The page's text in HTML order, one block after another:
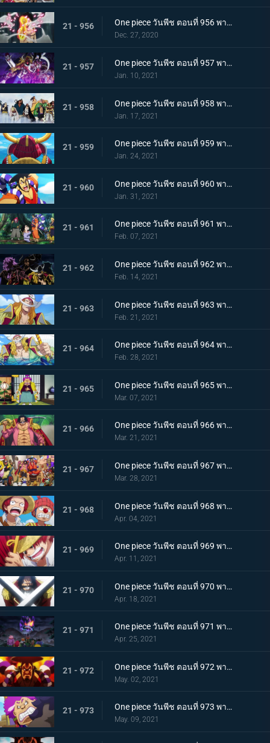
21 - 956 One piece วันพีช ตอนที่ 956 พากย์ไทย การต่อสู้ครั้งใหญ่! กลุ่มหมวกฟางเข้าโหมดต่อสู้!
Dec. 27, 2020
21 - 957 One piece วันพีช ตอนที่ 957 พากย์ไทย ข่าวใหญ่! เหตุการณ์ที่ส่งผลต่อ 7 เทพโจรสลัด!
Jan. 10, 2021
21 - 958 One piece วันพีช ตอนที่ 958 พากย์ไทย ตำนานการต่อสู้! การ์ปและโรเจอร์
Jan. 17, 2021
21 - 959 One piece วันพีช ตอนที่ 959 พากย์ไทย ท่าเรือที่นัดพบ! วะโนะคุนิองก์ 3 เริ่มแล้ว!
Jan. 24, 2021
21 - 960 One piece วันพีช ตอนที่ 960 พากย์ไทย ซามูไรอันดับหนึ่งของวะโนะคุนิ! โคสึกิ โอเด้ง มาแล้ว
Jan. 31, 2021
21 - 961 One piece วันพีช ตอนที่ 961 พากย์ไทย สาบานเป็นศิษย์ทั้งน้ำตา โอเด้งกับคินเอม่อน
Feb. 07, 2021
21 - 962 One piece วันพีช ตอนที่ 962 พากย์ไทย ชะตาชีวิตที่เปลี่ยนแปลง กลุ่มโจรสลัดหนวดขาวเกยตื้น!!
Feb. 14, 2021
21 - 963 One piece วันพีช ตอนที่ 963 พากย์ไทย ความมุ่งมั่นของโอเด้ง! การทดสอบของหนวดขาว!
Feb. 21, 2021
21 - 964 One piece วันพีช ตอนที่ 964 พากย์ไทย น้องชายของหนวดขาว! การผจญภัยของโอเด้ง!
Feb. 28, 2021
21 - 965 One piece วันพีช ตอนที่ 965 พากย์ไทย ดวลดาบ! โรเจอร์กับหนวดขาว!
Mar. 07, 2021
21 - 966 One piece วันพีช ตอนที่ 966 พากย์ไทย ความปรารถนาของโรเจอร์! การเดินทางครั้งใหม่
Mar. 21, 2021
21 - 967 One piece วันพีช ตอนที่ 967 พากย์ไทย อุทิศชีวิต! การผจญภัยของโรเจอร์!
Mar. 28, 2021
21 - 968 One piece วันพีช ตอนที่ 968 พากย์ไทย ราชาโจรสลัดถือกำเนิด ถึงแล้ว! เกาะสุดท้าย
Apr. 04, 2021
21 - 969 One piece วันพีช ตอนที่ 969 พากย์ไทย มุ่งสู่วะโนะคุนิ! โจรสลัดโรเจอร์สลายตัว!
Apr. 11, 2021
21 - 970 One piece วันพีช ตอนที่ 970 พากย์ไทย ข่าวร้าย เปิดยุคแห่งโจรสลัด
Apr. 18, 2021
21 - 971 One piece วันพีช ตอนที่ 971 พากย์ไทย บุก! โอเด้งและ 9 ปลอกดาบแดง
Apr. 25, 2021
21 - 972 One piece วันพีช ตอนที่ 972 พากย์ไทย ถึงเวลาตัดสิน! โอเด้งปะทะไคโด!
May. 02, 2021
21 - 973 One piece วันพีช ตอนที่ 973 พากย์ไทย ต้มจนตาย การต่อสู้ 1 ชั่วโมงของโอเด้ง
May. 09, 2021